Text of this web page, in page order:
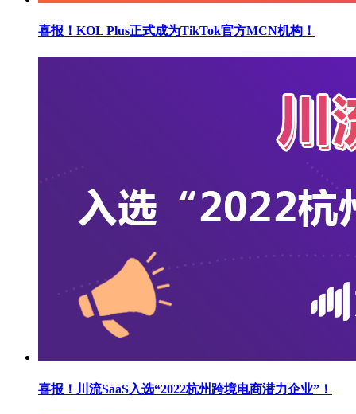
喜报！KOL Plus正式成为TikTok官方MCN机构！
喜报！川流SaaS入选“2022杭州跨境电商潜力企业”！